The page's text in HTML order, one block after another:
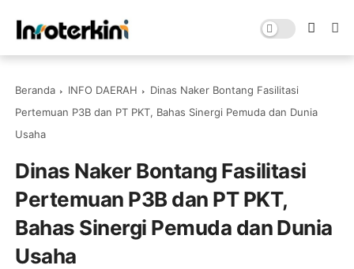
Beranda INFO DAERAH
Dinas Naker Bontang Fasilitasi
Pertemuan P3B dan PT PKT, Bahas Sinergi Pemuda dan Dunia
Usaha
Dinas Naker Bontang Fasilitasi
Pertemuan P3B dan PT PKT,
Bahas Sinergi Pemuda dan Dunia
Usaha